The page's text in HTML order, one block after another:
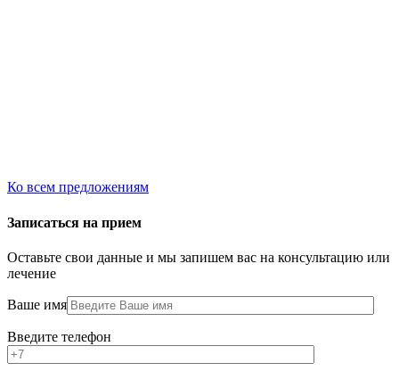
Ко всем предложениям
Записаться на прием
Оставьте свои данные и мы запишем вас на консультацию или
лечение
Ваше имя
Введите телефон